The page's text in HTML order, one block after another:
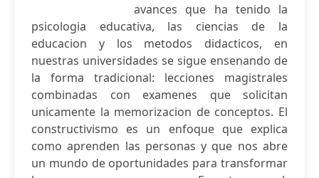
avances que ha tenido la
psicologia educativa, las ciencias de la
educacion y los metodos didacticos, en
nuestras universidades se sigue ensenando de
la forma tradicional: lecciones magistrales
combinadas con examenes que solicitan
unicamente la memorizacion de conceptos. El
constructivismo es un enfoque que explica
como aprenden las personas y que nos abre
un mundo de oportunidades para transformar